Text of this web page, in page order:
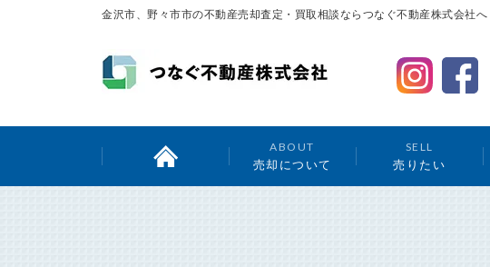
金沢市、野々市市の不動産売却査定・買取相談ならつなぐ不動産株式会社へ
ABOUT
売却について
SELL
売りたい